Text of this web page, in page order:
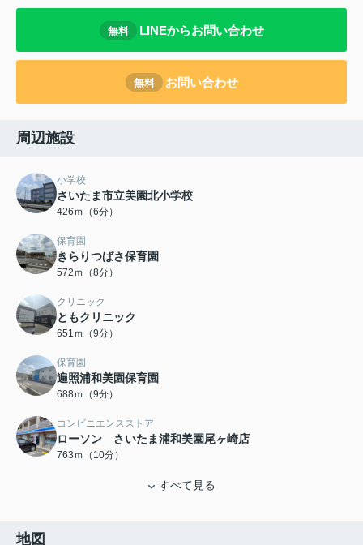
無料 LINEからお問い合わせ
無料 お問い合わせ
周辺施設
小学校
さいたま市立美園北小学校
426ｍ（6分）
保育園
きらりつばさ保育園
572ｍ（8分）
クリニック
ともクリニック
651ｍ（9分）
保育園
遍照浦和美園保育園
688ｍ（9分）
コンビニエンスストア
ローソン さいたま浦和美園尾ヶ崎店
763ｍ（10分）
すべて見る
地図